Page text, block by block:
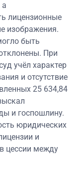
а
лицензионные
изображения.
быть
При
учёл характер
и отсутствие
25 634,84
и госпошлину.
юридических
и
цессии между